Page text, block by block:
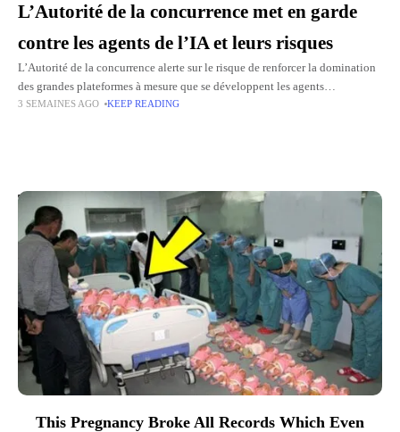
L’Autorité de la concurrence met en garde
contre les agents de l’IA et leurs risques
L’Autorité de la concurrence alerte sur le risque de renforcer la domination
des grandes plateformes à mesure que se développent les agents
d’intelligence artificielle. Trois acteurs (OpenAI, Google et Anthropic)
3 SEMAINES AGO KEEP READING
Top Picks for You
This Pregnancy Broke All Records Which Even